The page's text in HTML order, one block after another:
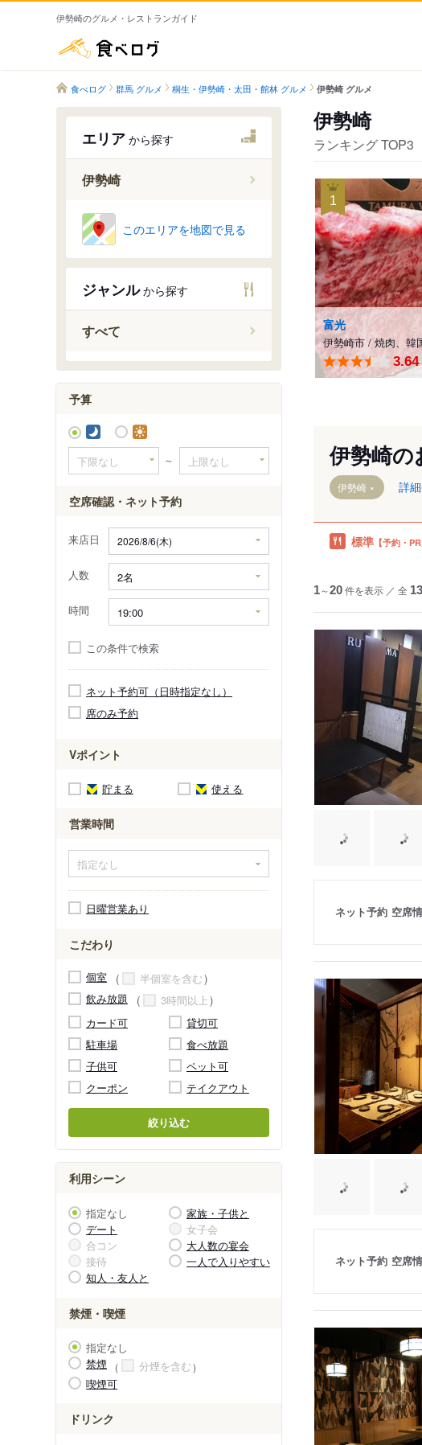
伊勢崎のグルメ・レストランガイド
食べログ 群馬 グルメ 桐生・伊勢崎・太田・館林 グルメ 伊勢崎 グルメ
エリア から探す
伊勢崎
伊勢崎駅
国定駅
境町駅
剛志駅
新伊勢崎駅
このエリアを地図で見る
ジャンルから探す
すべて
予算
～
空席確認・ネット予約
来店日
人数
時間
この条件で検索
ネット予約可（日時指定なし）
席のみ予約
Vポイント
貯まる 使える
営業時間
日曜営業あり
こだわり
個室
半個室を含む
飲み放題
3時間以上
カード可
貸切可
駐車場
食べ放題
子供可
ペット可
クーポン
テイクアウト
絞り込む
利用シーン
指定なし
家族・子供と
デート
女子会
合コン
大人数の宴会
接待
一人で入りやすい
知人・友人と
禁煙・喫煙
指定なし
禁煙
分煙を含む
喫煙可
ドリンク
伊勢崎
ランキング TOP3
1
富光
伊勢崎市 / 焼肉、韓
3.64
伊勢崎の
伊勢崎 詳
標準 【予約・
1～20件を表示 ／ 全
ネット予約 空席
ネット予約 空席